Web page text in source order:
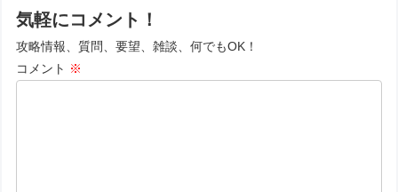
気軽にコメント！
攻略情報、質問、要望、雑談、何でもOK！
コメント ※